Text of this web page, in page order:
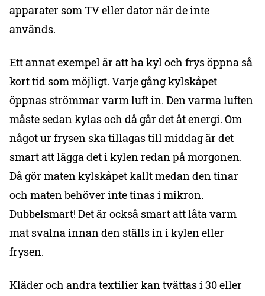
apparater som TV eller dator när de inte
används.
Ett annat exempel är att ha kyl och frys öppna så
kort tid som möjligt. Varje gång kylskåpet
öppnas strömmar varm luft in. Den varma luften
måste sedan kylas och då går det åt energi. Om
något ur frysen ska tillagas till middag är det
smart att lägga det i kylen redan på morgonen.
Då gör maten kylskåpet kallt medan den tinar
och maten behöver inte tinas i mikron.
Dubbelsmart! Det är också smart att låta varm
mat svalna innan den ställs in i kylen eller
frysen.
Kläder och andra textilier kan tvättas i 30 eller